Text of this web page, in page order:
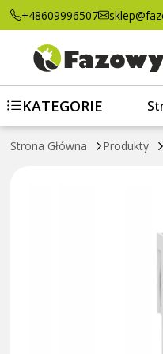
+48609996507
KATEGORIE
Strona Główna Produkty
Lampka